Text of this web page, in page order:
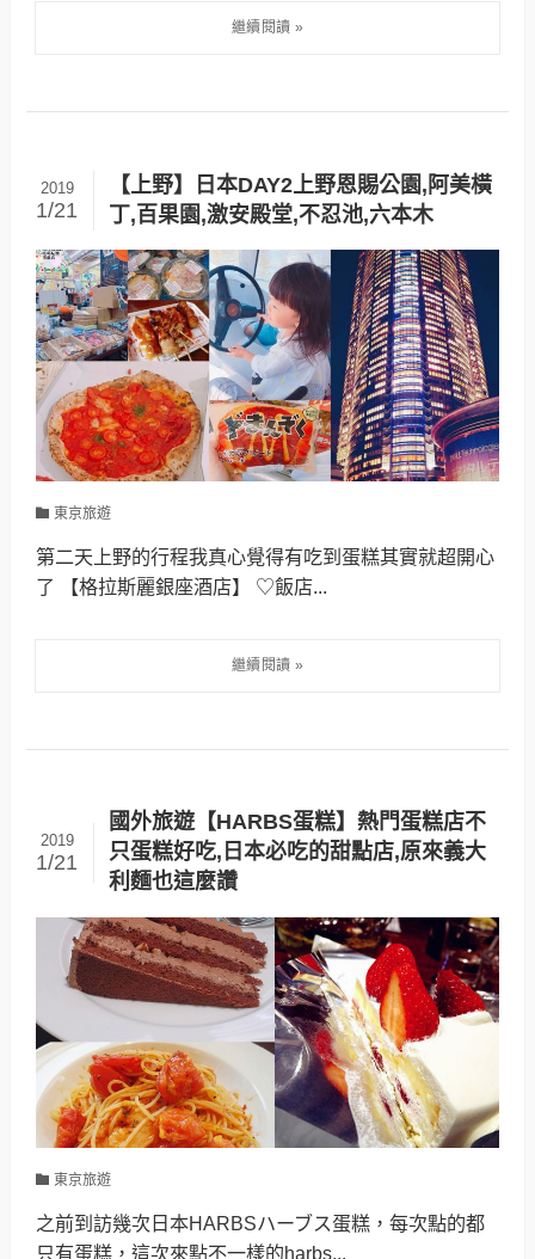
【上野】日本DAY2上野恩賜公園,阿美橫
丁,百果園,激安殿堂,不忍池,六本木
2019
1/21
東京旅遊
第二天上野的行程我真心覺得有吃到蛋糕其實就超開心
了 【格拉斯麗銀座酒店】 ♡飯店...
國外旅遊【HARBS蛋糕】熱門蛋糕店不
只蛋糕好吃,日本必吃的甜點店,原來義大
利麵也這麼讚
2019
1/21
東京旅遊
之前到訪幾次日本HARBSハーブス蛋糕，每次點的都
只有蛋糕，這次來點不一樣的harbs...